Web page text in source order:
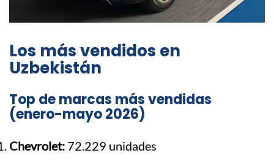
Los más vendidos en
Uzbekistán
Top de marcas más vendidas
(enero-mayo 2026)
Chevrolet: 72.229 unidades